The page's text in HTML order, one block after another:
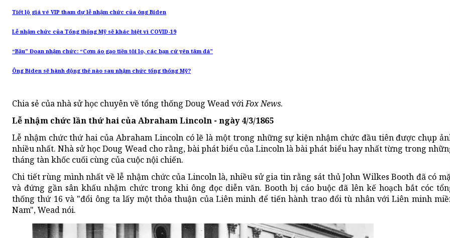
Tiết lộ giá vé VIP tham dự lễ nhậm chức của ông Biden
Lễ nhậm chức của Tổng thống Mỹ sẽ khác biệt vì COVID-19
“Bầu” Đoan nhậm chức: “Cơm áo gạo tiền tôi lo, các bạn cứ yên tâm đá”
Ông Biden sẽ hành động thế nào sau nhậm chức tổng thống Mỹ?
Chia sẻ của nhà sử học chuyên về tổng thống Doug Wead vớiFox News.
Lễ nhậm chức lần thứ hai của Abraham Lincoln - ngày 4/3/1865
Lễ nhậm chức thứ hai của Abraham Lincoln có lẽ là một trong những sự kiện nhậm chức đầu tiên được chụp
nhiều nhất. Nhà sử học Doug Wead cho rằng, bài phát biểu của Lincoln là bài phát biểu hay nhất từng trong
tháng tàn khốc cuối cùng của cuộc nội chiến.
Chi tiết rùng mình nhất về lễ nhậm chức của Lincoln là, nhiều sử gia tin rằng sát thủ John Wilkes Booth đã có
và đứng gần sân khấu nhậm chức trong khi ông đọc diễn văn. Booth bị cáo buộc đã lên kế hoạch bắt cóc
thống thứ 16 và "đổi ông ta lấy một thỏa thuận của Liên minh để tiến hành trao đổi tù nhân với Liên minh
Nam", Wead nói.